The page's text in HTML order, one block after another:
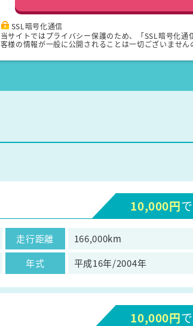
SSL暗号化通信
当サイトではプライバシー保護のため、「SSL暗号化通
客様の情報が一般に公開されることは一切ございません
10,000円
走行距離
166,000km
年式 平成16年/2004年
10,000円